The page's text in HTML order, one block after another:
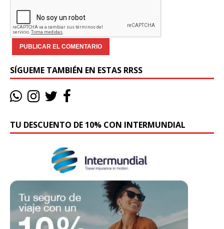
SÍGUEME TAMBIÉN EN ESTAS RRSS
TU DESCUENTO DE 10% CON INTERMUNDIAL